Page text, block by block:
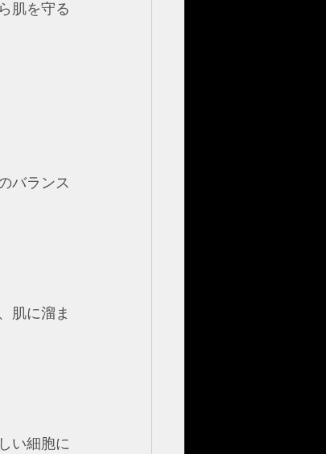
肌を守る
バランス
肌に溜ま
い細胞に